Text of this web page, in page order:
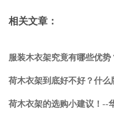
相关文章：
服装木衣架究竟有哪些优势
荷木衣架到底好不好？什
荷木衣架的选购小建议！--